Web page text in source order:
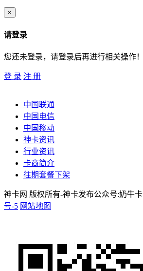
×
请登录
您还未登录，请登录后再进行相关操作！
登 录 注 册
中国联通
中国电信
中国移动
神卡资讯
行业资讯
卡商简介
往期套餐下架
神卡网 版权所有-神卡发布公众号:奶牛卡
号-5 网站地图